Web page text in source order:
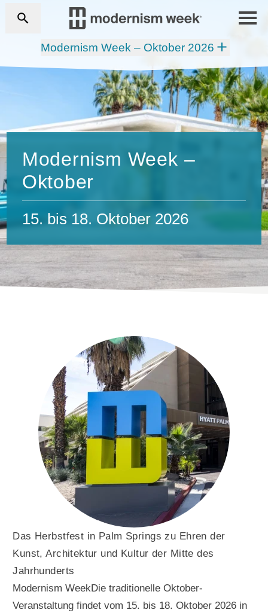
Modernism Week – Oktober 2026
Modernism Week –
Oktober
15. bis 18. Oktober 2026
Das Herbstfest in Palm Springs zu Ehren der
Kunst, Architektur und Kultur der Mitte des
Jahrhunderts
Modernism WeekDie traditionelle Oktober-
Veranstaltung findet vom 15. bis 18. Oktober 2026 in